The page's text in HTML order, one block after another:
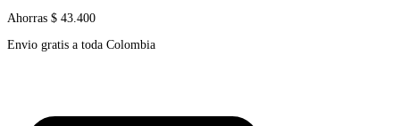
Ahorras $ 43.400
Envio gratis a toda Colombia